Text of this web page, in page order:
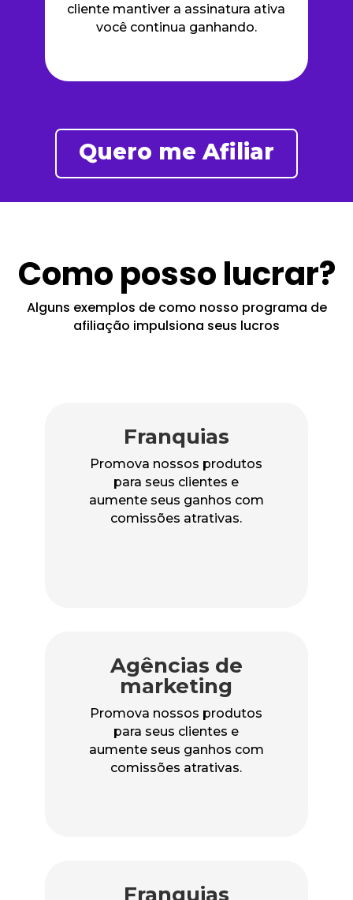
cliente mantiver a assinatura ativa
você continua ganhando.
Quero me Afiliar
Como posso lucrar?
Alguns exemplos de como nosso programa de
afiliação impulsiona seus lucros
Franquias
Promova nossos produtos
para seus clientes e
aumente seus ganhos com
comissões atrativas.
Agências de
marketing
Promova nossos produtos
para seus clientes e
aumente seus ganhos com
comissões atrativas.
Franquias